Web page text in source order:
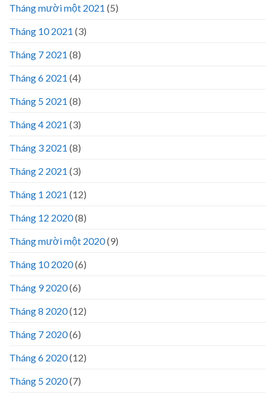
Tháng mười một 2021 (5)
Tháng 10 2021 (3)
Tháng 7 2021 (8)
Tháng 6 2021 (4)
Tháng 5 2021 (8)
Tháng 4 2021 (3)
Tháng 3 2021 (8)
Tháng 2 2021 (3)
Tháng 1 2021 (12)
Tháng 12 2020(8)
Tháng mười một 2020(9)
Tháng 10 2020(6)
Tháng 9 2020(6)
Tháng 8 2020(12)
Tháng 7 2020(6)
Tháng 6 2020(12)
Tháng 5 2020(7)